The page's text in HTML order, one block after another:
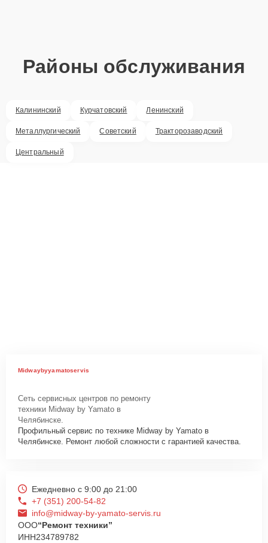
Районы обслуживания
Калининский Курчатовский Ленинский
Металлургический Советский Тракторозаводский
Центральный
Midwaybyyamatoservis
Сеть сервисных центров по ремонту
техники Midway by Yamato в
Челябинске.
Профильный сервис по технике Midway by Yamato в
Челябинске. Ремонт любой сложности с гарантией качества.
Ежедневно с 9:00 до 21:00
+7 (351) 200-54-82
info@midway-by-yamato-servis.ru
ООО“Ремонт техники”
ИНН234789782